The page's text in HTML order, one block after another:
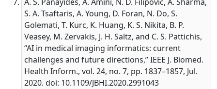
S. A. Tsaftaris, A. Young, D. Foran, N. Do, S.
Golemati, T. Kurc, K. Huang, K. S. Nikita, B. P.
Veasey, M. Zervakis, J. H. Saltz, and C. S. Pattichis,
“AI in medical imaging informatics: current
challenges and future directions,” IEEE J. Biomed.
Health Inform., vol. 24, no. 7, pp. 1837–1857, Jul.
2020. doi: 10.1109/JBHI.2020.2991043